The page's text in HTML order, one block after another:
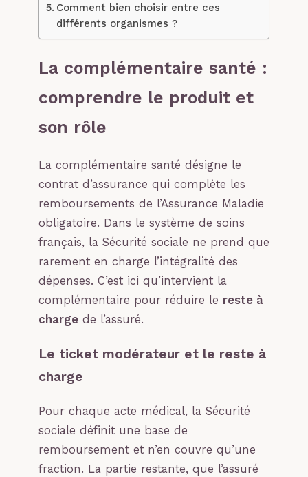
Comment bien choisir entre ces
différents organismes ?
La complémentaire santé :
comprendre le produit et
son rôle
La complémentaire santé désigne le
contrat d’assurance qui complète les
remboursements de l’Assurance Maladie
obligatoire. Dans le système de soins
français, la Sécurité sociale ne prend que
rarement en charge l’intégralité des
dépenses. C’est ici qu’intervient la
complémentaire pour réduire le reste à
charge de l’assuré.
Le ticket modérateur et le reste à
charge
Pour chaque acte médical, la Sécurité
sociale définit une base de
remboursement et n’en couvre qu’une
fraction. La partie restante, que l’assuré